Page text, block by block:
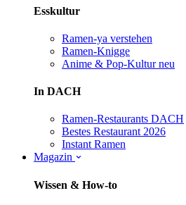
Esskultur
Ramen-ya verstehen
Ramen-Knigge
Anime & Pop-Kultur neu
In DACH
Ramen-Restaurants DACH
Bestes Restaurant 2026
Instant Ramen
Magazin
Wissen & How-to